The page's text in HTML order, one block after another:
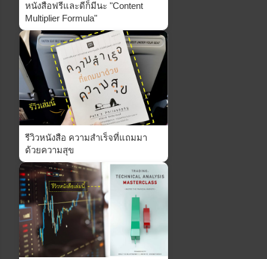
หนังสือฟรีและดีก็มีนะ "Content
Multiplier Formula"
รีวิวหนังสือ ความสำเร็จที่แถมมา
ด้วยความสุข